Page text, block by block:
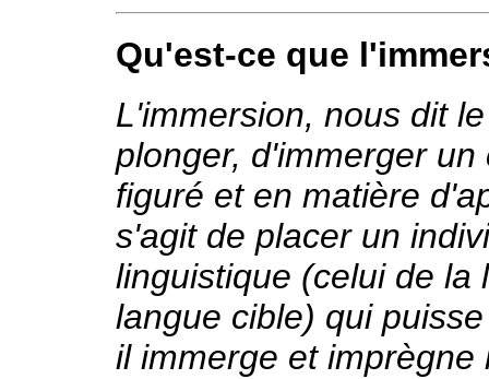
Qu'est-ce que
L'immersion, nous dit
plonger, d'immerger
figuré et en matière
s'agit de placer un
linguistique (celui de la
langue cible) qui
il immerge et imprègne